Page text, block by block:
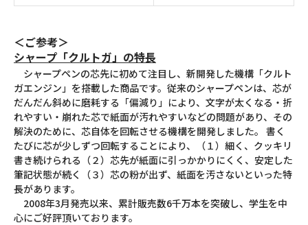
＜ご参考＞
シャープ「クルトガ」の特長
シャープペンの芯先に初めて注目し、新開発した機構「クルト
ガエンジン」を搭載した商品です。従来のシャープペンは、芯が
だんだん斜めに磨耗する「偏減り」により、文字が太くなる・折
れやすい・崩れた芯で紙面が汚れやすいなどの問題があり、その
解決のために、芯自体を回転させる機構を開発しました。 書く
たびに芯が少しずつ回転することにより、（１）細く、クッキリ
書き続けられる（２）芯先が紙面に引っかかりにくく、安定した
筆記状態が続く（３）芯の粉が出ず、紙面を汚さないといった特
長があります。
2008年3月発売以来、累計販売数6千万本を突破し、学生を中
心にご好評頂いております。